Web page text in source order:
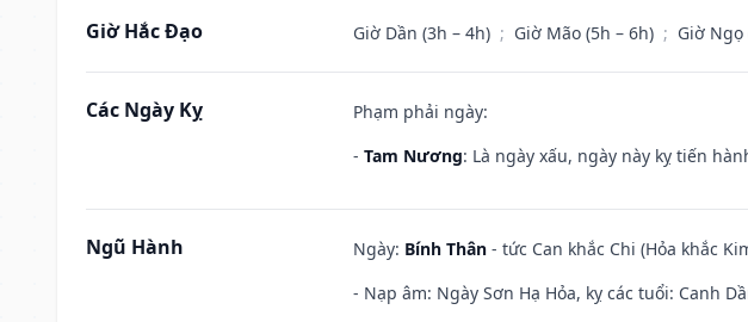
Giờ Hắc Đạo Giờ Dần (3h – 4h) ; Giờ Mão (5h – 6h) ; Giờ Ngọ
Các Ngày Kỵ
Phạm phải ngày:
- Tam Nương: Là ngày xấu, ngày này kỵ tiến
Ngũ Hành Ngày: Bính Thân - tức Can khắc Chi (Hỏa khắc
- Nạp âm: Ngày Sơn Hạ Hỏa, kỵ các tuổi: Canh